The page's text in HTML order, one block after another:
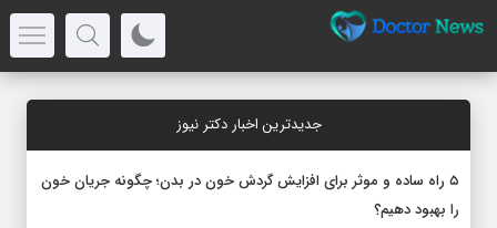
جدیدترین اخبار دکتر نیوز
۵ راه ساده و موثر برای افزایش گردش خون در بدن؛ چگونه جریان خون
را بهبود دهیم؟